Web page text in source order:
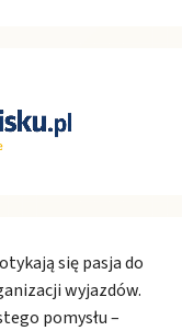
się pasja do
wyjazdów.
pomysłu –